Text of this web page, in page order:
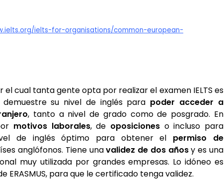
ielts-for-organisations/common-european-
cual tanta gente opta por realizar el examen IELTS es
su nivel de inglés para poder acceder a
, tanto a nivel de grado como de posgrado. En
motivos laborales, de oposicioneso incluso para
de inglés óptimo para obtener el permiso de
anglófonos. Tiene unavalidez de dos añosy es una
muy utilizada por grandes empresas. Lo idóneo es
ERASMUS, para que le certificado tenga validez.